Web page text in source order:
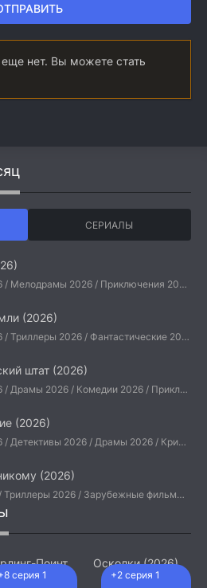
нет. Вы можете стать
СЕРИАЛЫ
Боевики 2026 / Мелодрамы 2026 / Приключения 2026 / Ужасы 2026 / Фантастические 2026 / Зарубежные фильмы 2026 / Американские фильмы / Фильмы 2026
(2026)
Боевики 2026 / Триллеры 2026 / Фантастические 2026 / Зарубежные фильмы 2026 / Американские фильмы / Фильмы 2026
штат (2026)
Боевики 2026 / Драмы 2026 / Комедии 2026 / Приключения 2026 / Фантастические 2026 / Зарубежные фильмы 2026 / Американские фильмы / Фильмы 2026
(2026)
Боевики 2026 / Детективы 2026 / Драмы 2026 / Криминальные фильмы 2026 / Триллеры 2026 / Зарубежные фильмы 2026 / Американские фильмы / Фильмы 2026
(2026)
Драмы 2026 / Триллеры 2026 / Зарубежные фильмы 2026 / Американские фильмы / Фильмы 2026
серия 1
Поинт
+2 серия 1
Осколки (2026)